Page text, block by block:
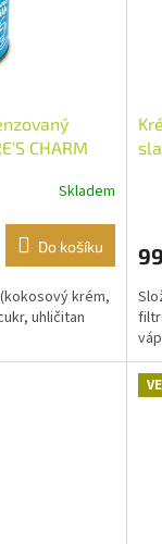
CHARM
Skladem
Do košíku
krém,
uhličitan